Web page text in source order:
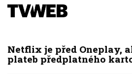
Netflix je před Oneplay,
plateb předplatného